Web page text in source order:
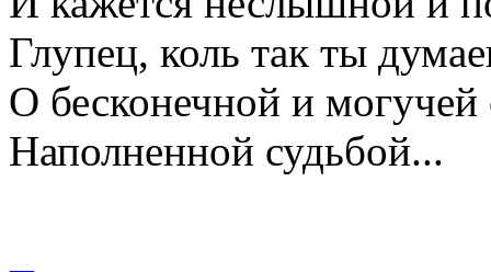
Глупец, коль так ты
О бесконечной и могучей
Наполненной судьбой...